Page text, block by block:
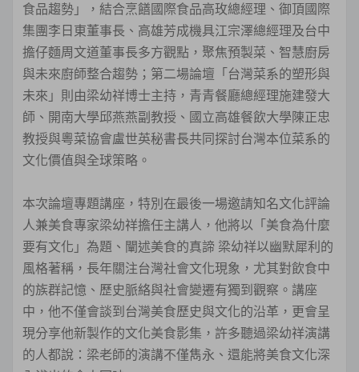
食品趨勢」，結合烹饍國際食品高玫總經理、御頂國際
集團李日東董事長、高雄芳成機具江宗澤總經理及台中
擔仔麵周文道董事長多方觀點，聚焦預製菜、智慧廚房
與未來廚師整合趨勢；第二場論壇「台灣菜系的塑形與
未來」則由梁幼祥博士主持，青青餐廳總經理施建發大
師、開南大學邱燕燕副教授、國立高雄餐飲大學陳正忠
教授與粵菜協會盧世英秘書長共同探討台灣本位菜系的
文化價值與全球策略。
本次論壇專題講座，特別在最後一場邀請知名文化評論
人兼美食專家梁幼祥擔任主講人，他將以「美食為什麼
要有文化」為題、闡述美食的真諦 梁幼祥以幽默犀利的
風格著稱，長年關注台灣社會文化現象，尤其對飲食中
的族群記憶、歷史脈絡與社會變遷有獨到觀察。講座
中，他不僅會談到台灣美食歷史與文化的沿革，更會呈
現分享他新製作的文化美食影集，許多聽過梁幼祥演講
的人都說：梁老師的演講不僅雋永、還能將美食文化深